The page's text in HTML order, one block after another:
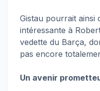
Gistau pourrait ainsi
intéressante à
vedette du Barça,
pas encore
Un avenir